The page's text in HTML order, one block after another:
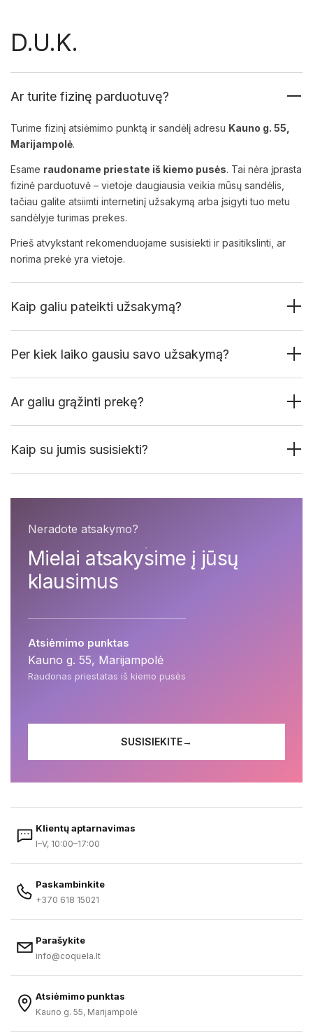
D.U.K.
Ar turite fizinę parduotuvę?
Turime fizinį atsiėmimo punktą ir sandėlį adresu Kauno g. 55,
Marijampolė.
Esame raudoname priestate iš kiemo pusės. Tai nėra įprasta
fizinė parduotuvė – vietoje daugiausia veikia mūsų sandėlis,
tačiau galite atsiimti internetinį užsakymą arba įsigyti tuo metu
sandėlyje turimas prekes.
Prieš atvykstant rekomenduojame susisiekti ir pasitikslinti, ar
norima prekė yra vietoje.
Kaip galiu pateikti užsakymą?
Per kiek laiko gausiu savo užsakymą?
Ar galiu grąžinti prekę?
Kaip su jumis susisiekti?
Neradote atsakymo?
Mielai atsakysime į jūsų
klausimus
Atsiėmimo punktas
Kauno g. 55, Marijampolė
Raudonas priestatas iš kiemo pusės
SUSISIEKITE→
Klientų aptarnavimas
I–V, 10:00–17:00
Paskambinkite
+370 618 15021
Parašykite
info@coquela.lt
Atsiėmimo punktas
Kauno g. 55, Marijampolė